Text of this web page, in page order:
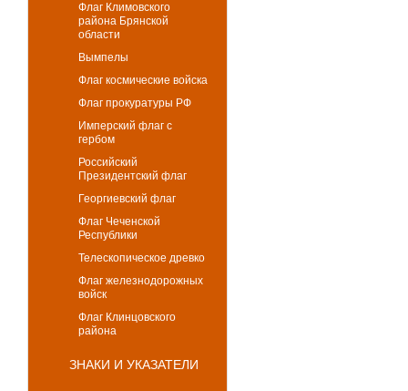
Флаг Климовского
района Брянской
области
Вымпелы
Флаг космические войска
Флаг прокуратуры РФ
Имперский флаг с
гербом
Российский
Президентский флаг
Георгиевский флаг
Флаг Чеченской
Республики
Телескопическое древко
Флаг железнодорожных
войск
Флаг Клинцовского
района
ЗНАКИ И УКАЗАТЕЛИ